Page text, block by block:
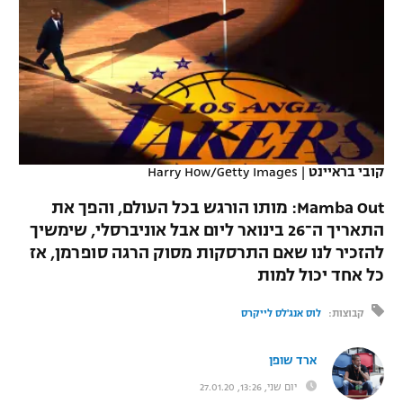
רץ ברשת
תוצאות
לוח שידורים
ברחבה
"מעל הליגה" – פודקאסט
בית"ר ירושלים
מכבי תל אביב
הפועל חיפה
הפועל באר שבע
בני יהודה
ליגה איטלקית
ליגה צרפתית
ליגה הולנדית
ליגה טורקית
ליגה סינית
הפועל חולון
הפועל ירושלים
כדורעף
שחייה
ג'ודו
אגרוף
ספורט אולימפי
UFC
היאבקות WWE
קובי בראיינט |
Harry How/Getty Images
Mamba Out: מותו הורגש בכל העולם, והפך את
התאריך ה־26 בינואר ליום אבל אוניברסלי, שימשיך
להזכיר לנו שאם התרסקות מסוק הרגה סופרמן, אז
כל אחד יכול למות
קבוצות: לוס אנג'לס לייקרס
ארד שופן
יום שני, 13:26, 27.01.20